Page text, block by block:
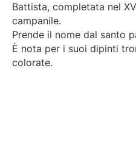
Battista, completata nel
campanile.
Prende il nome dal santo
È nota per i suoi dipinti
colorate.